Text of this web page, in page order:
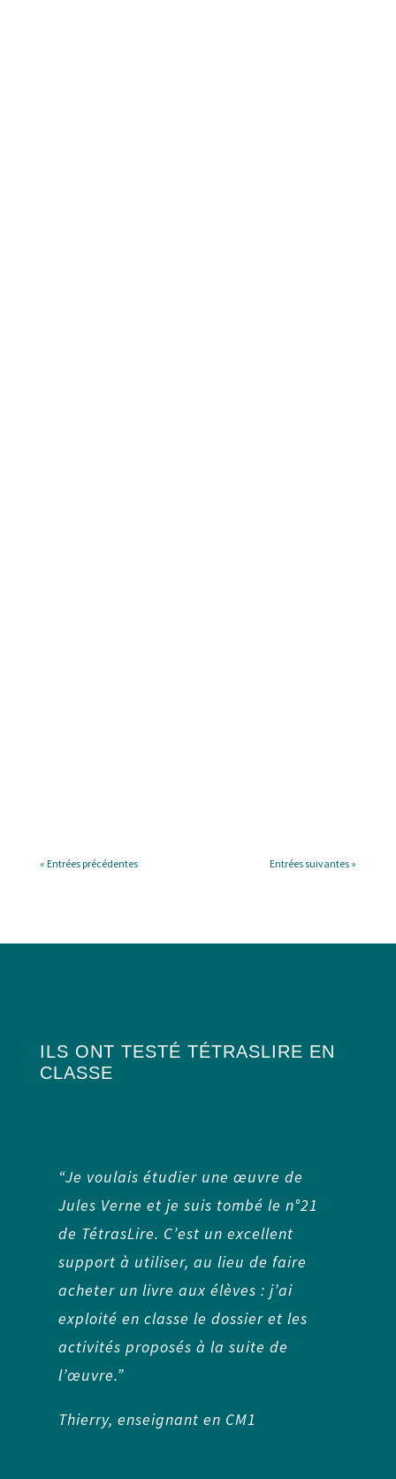
« Entrées précédentes Entrées suivantes »
ILS ONT TESTÉ TÉTRASLIRE EN
CLASSE
“Je voulais étudier une œuvre de
Jules Verne et je suis tombé le n°21
de TétrasLire. C’est un excellent
support à utiliser, au lieu de faire
acheter un livre aux élèves : j’ai
exploité en classe le dossier et les
activités proposés à la suite de
l’œuvre.”
Thierry, enseignant en CM1